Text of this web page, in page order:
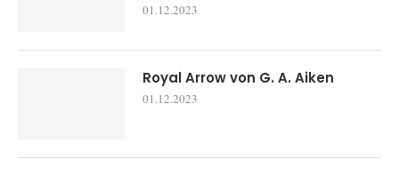
01.12.2023
Royal Arrow von G. A. Aiken
01.12.2023